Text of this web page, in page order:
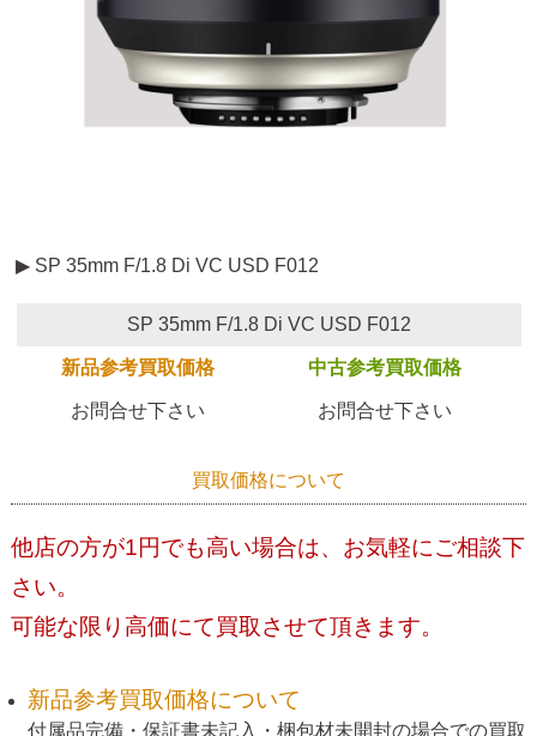
▶ SP 35mm F/1.8 Di VC USD F012
SP 35mm F/1.8 Di VC USD F012
新品参考買取価格 中古参考買取価格
お問合せ下さい お問合せ下さい
買取価格について
他店の方が1円でも高い場合は、お気軽にご相談下
さい。
可能な限り高価にて買取させて頂きます。
新品参考買取価格について
付属品完備・保証書未記入・梱包材未開封の場合での買取